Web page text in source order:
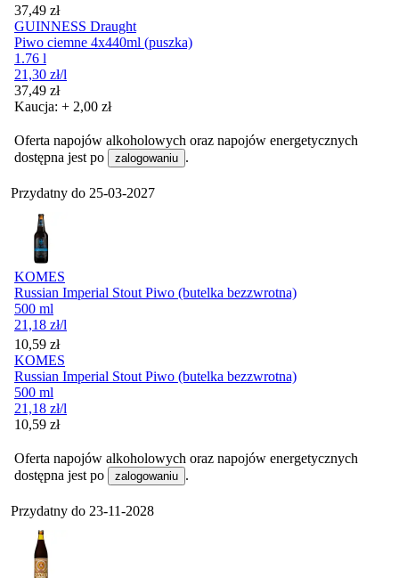
Cena
37,49 zł
GUINNESS Draught
Piwo ciemne 4x440ml (puszka)
1.76 l
21,30 zł/l
Cena
37,49 zł
Kaucja: + 2,00 zł
Oferta napojów alkoholowych oraz napojów energetycznych
dostępna jest po
zalogowaniu .
Przydatny do 25-03-2027
KOMES
Russian Imperial Stout Piwo (butelka bezzwrotna)
500 ml
21,18 zł/l
Cena
10,59 zł
KOMES
Russian Imperial Stout Piwo (butelka bezzwrotna)
500 ml
21,18 zł/l
Cena
10,59 zł
Oferta napojów alkoholowych oraz napojów energetycznych
dostępna jest po
zalogowaniu .
Przydatny do 23-11-2028